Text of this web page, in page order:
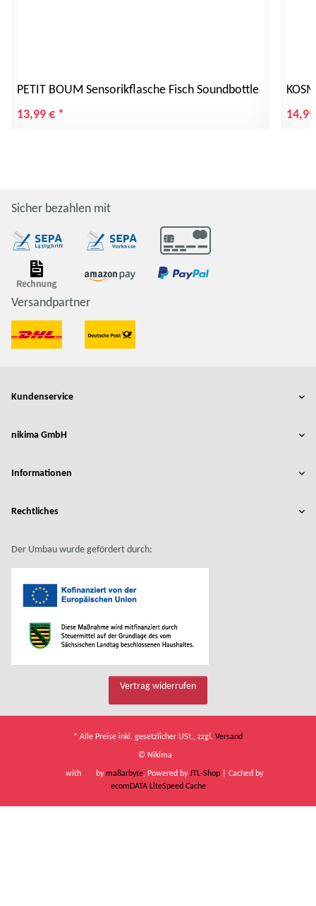
PETIT BOUM Sensorikflasche Fisch Soundbottle
13,99 € *
Sicher bezahlen mit
Versandpartner
Kundenservice
nikima GmbH
Informationen
Rechtliches
Der Umbau wurde gefördert durch:
Vertrag widerrufen
* Alle Preise inkl. gesetzlicher USt., zzgl. Versand
© Nikima
with
bymaßarbyte, Powered byJTL-Shop
| Cached by
ecomDATA LiteSpeed Cache